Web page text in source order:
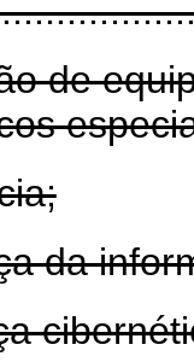
de
da